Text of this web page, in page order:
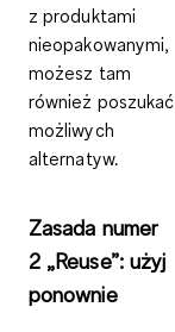
z produktami
nieopakowanymi,
możesz tam
również poszukać
możliwych
alternatyw.
Zasada numer
2 „Reuse”: użyj
ponownie